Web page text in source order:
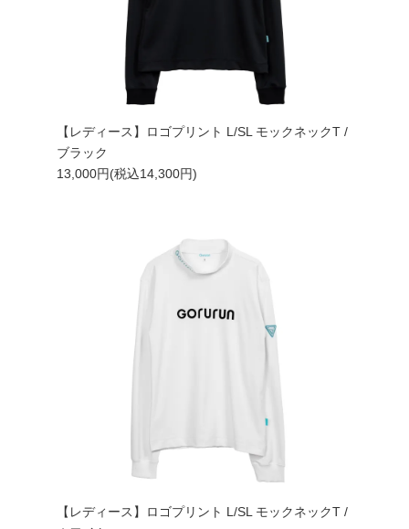
【レディース】ロゴプリント L/SL モックネックT /
ブラック
13,000円(税込14,300円)
【レディース】ロゴプリント L/SL モックネックT /